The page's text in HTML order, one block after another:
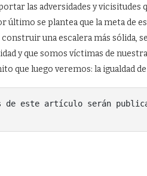
las adversidades y vicisitudes
se plantea que la meta de
construir una escalera más sólida,
y que somos víctimas de
que luego veremos: la igualdad